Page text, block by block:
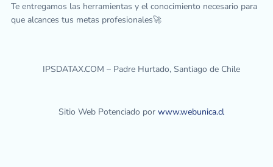
Te entregamos las herramientas y el conocimiento necesario para
que alcances tus metas profesionales🚀
IPSDATAX.COM – Padre Hurtado, Santiago de Chile
Sitio Web Potenciado por www.webunica.cl